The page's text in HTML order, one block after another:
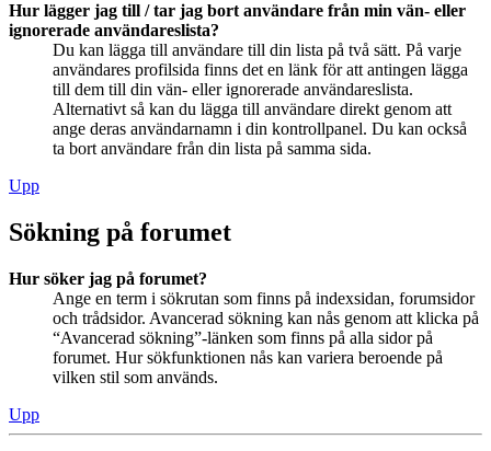
Hur lägger jag till / tar jag bort användare från min vän- eller
ignorerade användareslista?
Du kan lägga till användare till din lista på två sätt. På varje
användares profilsida finns det en länk för att antingen lägga
till dem till din vän- eller ignorerade användareslista.
Alternativt så kan du lägga till användare direkt genom att
ange deras användarnamn i din kontrollpanel. Du kan också
ta bort användare från din lista på samma sida.
Upp
Sökning på forumet
Hur söker jag på forumet?
Ange en term i sökrutan som finns på indexsidan, forumsidor
och trådsidor. Avancerad sökning kan nås genom att klicka på
“Avancerad sökning”-länken som finns på alla sidor på
forumet. Hur sökfunktionen nås kan variera beroende på
vilken stil som används.
Upp